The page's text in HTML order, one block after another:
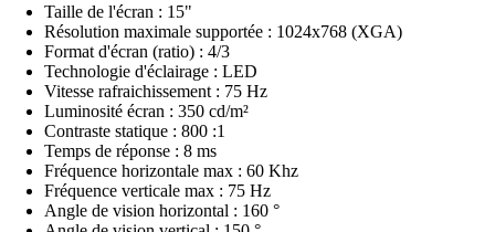
Taille de l'écran : 15"
Résolution maximale supportée : 1024x768 (XGA)
Format d'écran (ratio) : 4/3
Technologie d'éclairage : LED
Vitesse rafraichissement : 75 Hz
Luminosité écran : 350 cd/m²
Contraste statique : 800 :1
Temps de réponse : 8 ms
Fréquence horizontale max : 60 Khz
Fréquence verticale max : 75 Hz
Angle de vision horizontal : 160 °